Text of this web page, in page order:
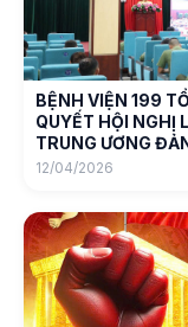
BỆNH VIỆN 199
QUYẾT HỘI NGHỊ
TRUNG ƯƠNG
12/04/2026